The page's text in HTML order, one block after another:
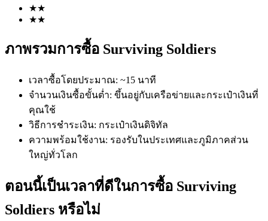
ฟิวเจอร์ส COIN-M
ฟิวเจอร์สสกุลเงินดิจิทัล
TradFi
อนุพันธ์ของหุ้น ฟอเร็กซ์ โลหะมีค่า และสินค้าโภคภัณฑ์
★★
★★
ภาพรวมการซื้อ Surviving Soldiers
เวลาซื้อโดยประมาณ: ~15 นาที
จำนวนเงินซื้อขั้นต่ำ: ขึ้นอยู่กับเครือข่ายและกระเป๋าเงินที่
คุณใช้
วิธีการชำระเงิน: กระเป๋าเงินดิจิทัล
ความพร้อมใช้งาน: รองรับในประเทศและภูมิภาคส่วน
ใหญ่ทั่วโลก
ตอนนี้เป็นเวลาที่ดีในการซื้อ Surviving
Soldiers หรือไม่